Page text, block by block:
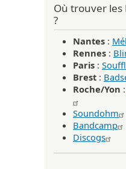
Où trouver les
?
Nantes :
Rennes :
Paris :
Brest :
Roche/Yon :
Soundohm
Bandcamp
Discogs